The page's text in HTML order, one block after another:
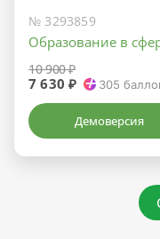
№ 3293859
Образование в
10 900 ₽
7 630 ₽ 305
Демоверсия